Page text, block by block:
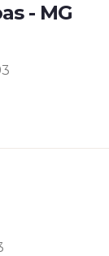
- MG